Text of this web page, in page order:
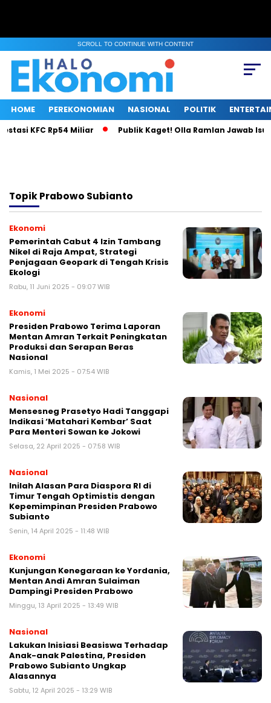
SCROLL TO CONTINUE WITH CONTENT
HOME PEREKONOMIAN NASIONAL POLITIK
KFC Rp54 Miliar Publik Kaget! Olla Ramlan Jawab Isu
TopikPrabowo Subianto
Ekonomi
Pemerintah Cabut 4 Izin Tambang
Nikel di Raja Ampat, Strategi
Penjagaan Geopark di Tengah Krisis
Ekologi
Rabu, 11 Juni 2025 - 09:07 WIB
Ekonomi
Presiden Prabowo Terima Laporan
Mentan Amran Terkait Peningkatan
Produksi dan Serapan Beras
Nasional
Kamis, 1 Mei 2025 - 07:54 WIB
Nasional
Mensesneg Prasetyo Hadi Tanggapi
Indikasi ‘Matahari Kembar’ Saat
Para Menteri Sowan ke Jokowi
Selasa, 22 April 2025 - 07:58 WIB
Nasional
Inilah Alasan Para Diaspora RI di
Timur Tengah Optimistis dengan
Kepemimpinan Presiden Prabowo
Subianto
Senin, 14 April 2025 - 11:48 WIB
Ekonomi
Kunjungan Kenegaraan ke Yordania,
Mentan Andi Amran Sulaiman
Dampingi Presiden Prabowo
Minggu, 13 April 2025 - 13:49 WIB
Nasional
Lakukan Inisiasi Beasiswa Terhadap
Anak-anak Palestina, Presiden
Prabowo Subianto Ungkap
Alasannya
Sabtu, 12 April 2025 - 13:29 WIB